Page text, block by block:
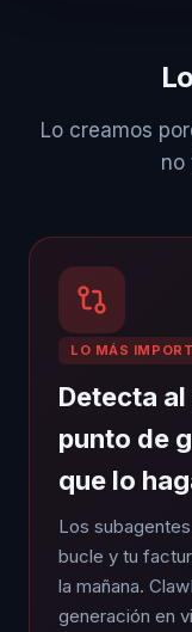
Lo creamos
no
LO MÁS
Detecta
punto de
que lo
Los
bucle y tu
la mañana.
generación en